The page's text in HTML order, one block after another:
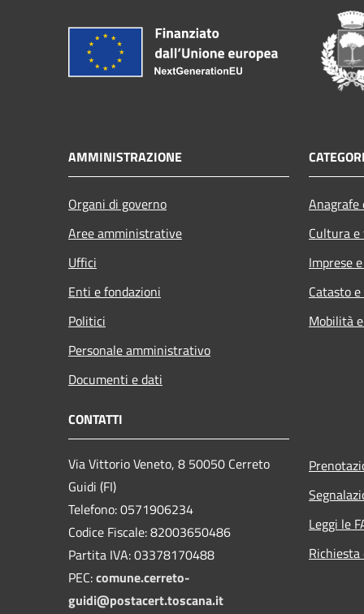
AMMINISTRAZIONE
Organi di governo
Aree amministrative
Uffici
Enti e fondazioni
Politici
Personale amministrativo
Documenti e dati
Cultura
Imprese
Catasto
Mobilità
CONTATTI
Via Vittorio Veneto, 8 50050 Cerreto
Guidi (FI)
Telefono: 0571906234
Codice Fiscale: 82003650486
Partita IVA: 03378170488
PEC:comune.cerreto-
guidi@postacert.toscana.it
Leggi le